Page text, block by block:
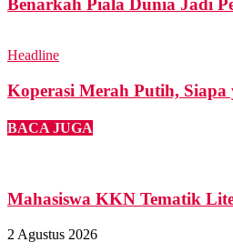
Headline
Koperasi Merah Putih,
BACA JUGA
Mahasiswa KKN Tematik
2 Agustus 2026